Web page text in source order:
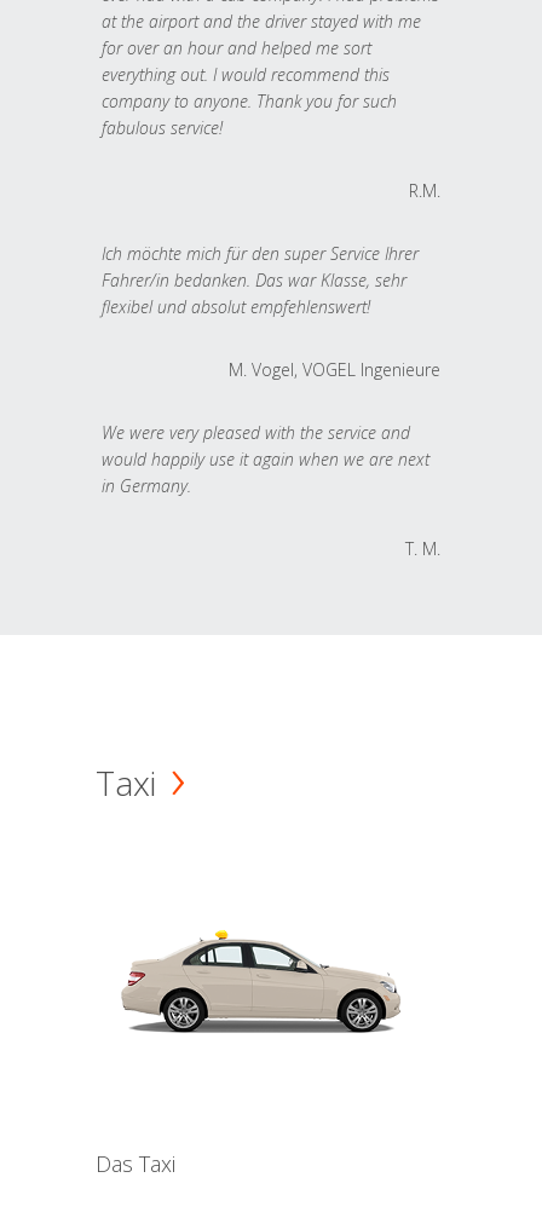
at the airport and the driver stayed with me
for over an hour and helped me sort
everything out. I would recommend this
company to anyone. Thank you for such
fabulous service!
R.M.
Ich möchte mich für den super Service Ihrer
Fahrer/in bedanken. Das war Klasse, sehr
flexibel und absolut empfehlenswert!
M. Vogel, VOGEL Ingenieure
We were very pleased with the service and
would happily use it again when we are next
in Germany.
T. M.
Taxi
Das Taxi